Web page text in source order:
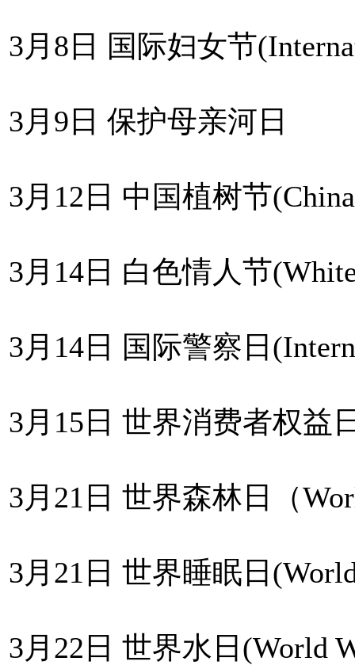
3月8日 国际妇女节
3月9日 保护母亲河日
3月12日 中国植树节
3月14日 白色情人节
3月14日 国际警察日
3月15日 世界消费者权益
3月21日 世界森林日（
3月21日 世界睡眠日
3月22日 世界水日(World